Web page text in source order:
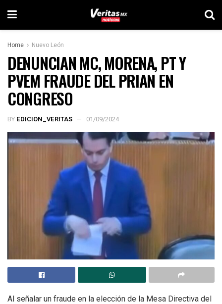
Home Nuevo León
DENUNCIAN MC, MORENA, PT Y
PVEM FRAUDE DEL PRIAN EN
CONGRESO
BY EDICION_VERITAS 01/09/2024
Al señalar un fraude en la elección de la Mesa Directiva del